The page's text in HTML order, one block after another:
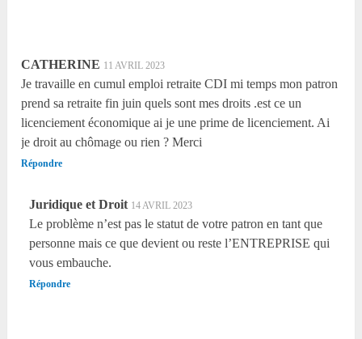
CATHERINE 11 AVRIL 2023
Je travaille en cumul emploi retraite CDI mi temps mon patron
prend sa retraite fin juin quels sont mes droits .est ce un
licenciement économique ai je une prime de licenciement. Ai
je droit au chômage ou rien ? Merci
Répondre
Juridique et Droit 14 AVRIL 2023
Le problème n’est pas le statut de votre patron en tant que
personne mais ce que devient ou reste l’ENTREPRISE qui
vous embauche.
Répondre